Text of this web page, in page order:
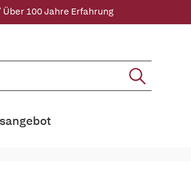
Über 100 Jahre Erfahrung